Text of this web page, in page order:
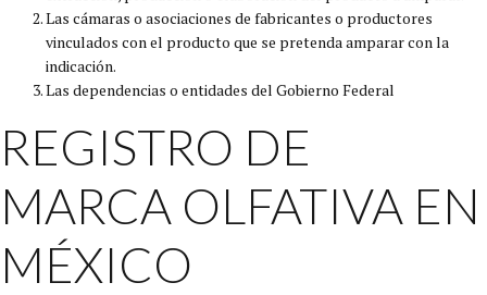
Las cámaras o asociaciones de fabricantes o productores
vinculados con el producto que se pretenda amparar con la
indicación.
Las dependencias o entidades del Gobierno Federal
REGISTRO DE
MARCA OLFATIVA EN
MÉXICO